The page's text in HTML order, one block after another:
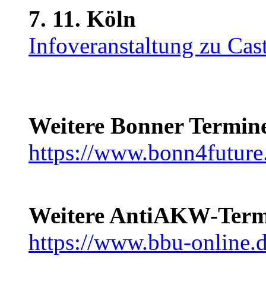
7. 11. Köln
Infoveranstaltung zu
Weitere Bonner
https://
Weitere AntiAKW-
https://www.bbu-